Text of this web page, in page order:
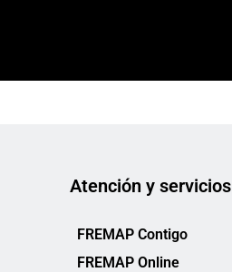
Atención y servicios
FREMAP Contigo
FREMAP Online